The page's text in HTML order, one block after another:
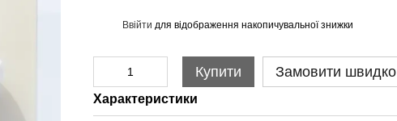
Ввійти для відображення накопичувальної знижки
Купити Замовити швидко
Характеристики